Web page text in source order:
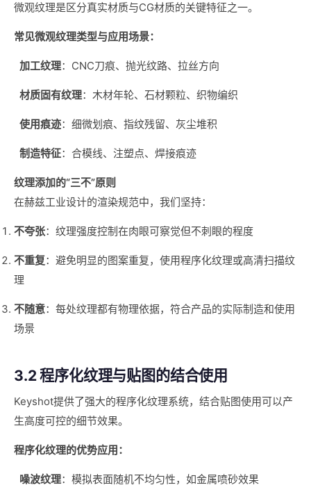
微观纹理是区分真实材质与CG材质的关键特征之一。
常见微观纹理类型与应用场景：
加工纹理：CNC刀痕、抛光纹路、拉丝方向
材质固有纹理：木材年轮、石材颗粒、织物编织
使用痕迹：细微划痕、指纹残留、灰尘堆积
制造特征：合模线、注塑点、焊接痕迹
纹理添加的“三不”原则
在赫兹工业设计的渲染规范中，我们坚持：
不夸张：纹理强度控制在肉眼可察觉但不刺眼的程度
不重复：避免明显的图案重复，使用程序化纹理或高清扫描纹
理
不随意：每处纹理都有物理依据，符合产品的实际制造和使用
场景
3.2 程序化纹理与贴图的结合使用
Keyshot提供了强大的程序化纹理系统，结合贴图使用可以产
生高度可控的细节效果。
程序化纹理的优势应用：
噪波纹理：模拟表面随机不均匀性，如金属喷砂效果